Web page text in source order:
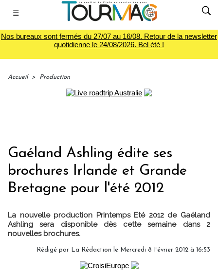
☰
Nos bureaux sont fermés du 27/07 au 16/08. Retour de la newsletter
quotidienne le 24/08/2026. Bel été !
Accueil > Production
Gaéland Ashling édite ses
brochures Irlande et Grande
Bretagne pour l'été 2012
La nouvelle production Printemps Eté 2012 de Gaéland
Ashling sera disponible dès cette semaine dans 2
nouvelles brochures.
Rédigé par La Rédaction le Mercredi 8 Février 2012 à 16:53